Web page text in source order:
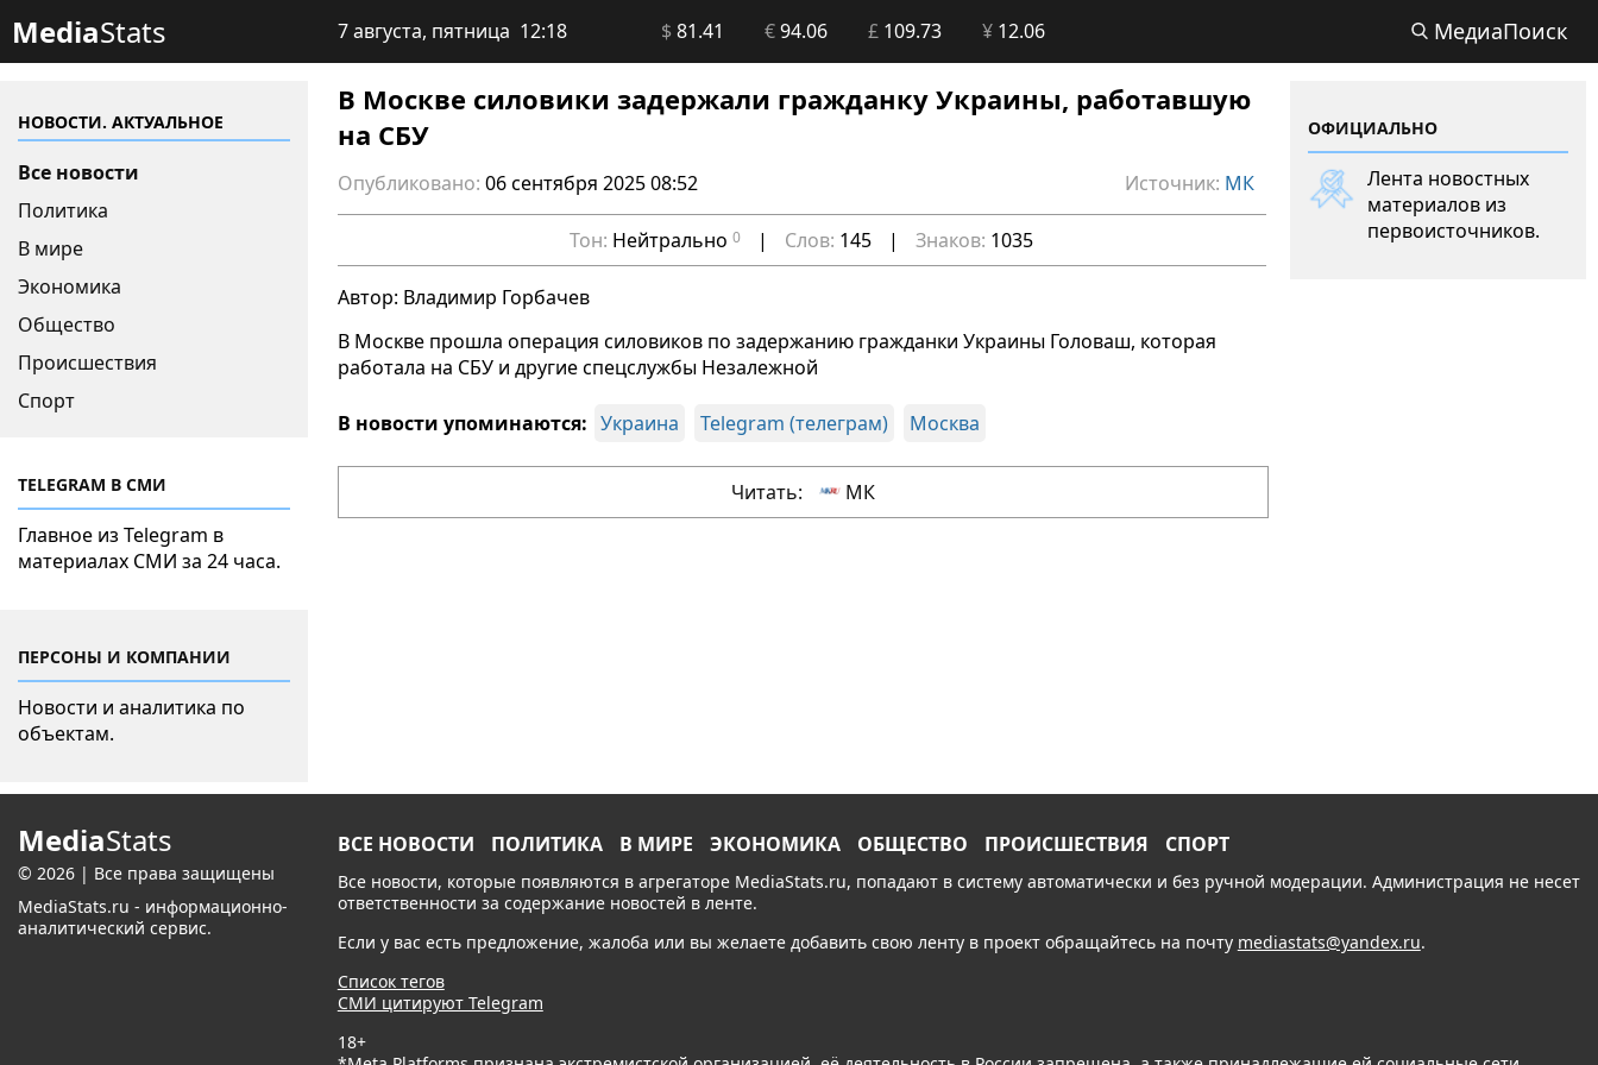
MediaStats 7 августа, пятница 12:18 $81.41 €94.06 £109.73 ¥12.06 МедиаПоиск
НОВОСТИ. АКТУАЛЬНОЕ
Все новости
Политика
В мире
Экономика
Общество
Происшествия
Спорт
TELEGRAM В СМИ
Главное из Telegram в
материалах СМИ за 24 часа.
ПЕРСОНЫ И КОМПАНИИ
Новости и аналитика по
объектам.
В Москве силовики задержали гражданку Украины, работавшую
на СБУ
Опубликовано: 06 сентября 2025 08:52 Источник: МК
Тон: Нейтрально0 | Слов: 145 | Знаков: 1035
Автор: Владимир Горбачев
В Москве прошла операция силовиков по задержанию гражданки Украины Головаш, которая
работала на СБУ и другие спецслужбы Незалежной
В новости упоминаются: Украина Telegram (телеграм) Москва
Читать: МК
ОФИЦИАЛЬНО
Лента новостных
материалов из
первоисточников.
MediaStats
© 2026 | Все права защищены
MediaStats.ru - информационно-
аналитический сервис.
ВСЕ НОВОСТИ ПОЛИТИКА В МИРЕ ЭКОНОМИКА ОБЩЕСТВО ПРОИСШЕСТВИЯ СПОРТ
Все новости, которые появляются в агрегаторе MediaStats.ru, попадают в систему автоматически и без ручной модерации. Администрация не несет
ответственности за содержание новостей в ленте.
Если у вас есть предложение, жалоба или вы желаете добавить свою ленту в проект обращайтесь на почту mediastats@yandex.ru.
Список тегов
СМИ цитируют Telegram
18+